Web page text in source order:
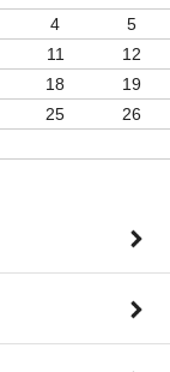
4
5
11
12
18
19
25
26